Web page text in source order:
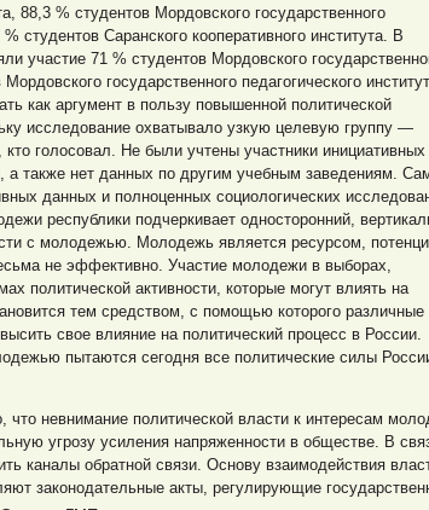
88,3 % студентов Мордовского государственного
% студентов Саранского кооперативного института. В
участие 71 % студентов Мордовского
государственного педагогического
как аргумент в пользу повышенной политической
исследование охватывало узкую целевую группу —
голосовал. Не были учтены участники инициативных
а также нет данных по другим учебным заведениям.
данных и полноценных социологических
республики подчеркивает односторонний,
с молодежью. Молодежь является ресурсом,
не эффективно. Участие молодежи в выборах,
политической активности, которые могут влиять на
тем средством, с помощью которого различные
свое влияние на политический процесс в России.
пытаются сегодня все политические силы
что невнимание политической власти к интересам
угрозу усиления напряженности в обществе. В
каналы обратной связи. Основу взаимодействия
законодательные акты, регулирующие